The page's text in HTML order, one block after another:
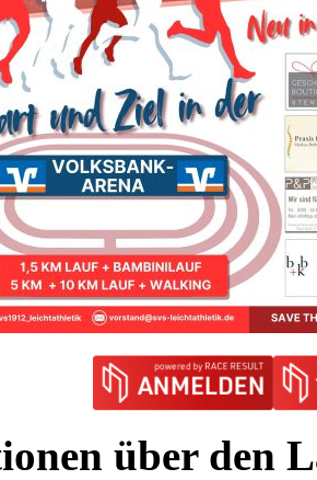
über den